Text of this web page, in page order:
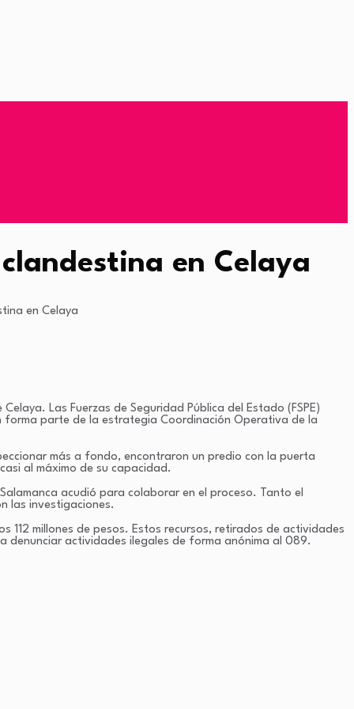
en Celaya
en Celaya
Las Fuerzas de Seguridad Pública del Estado (FSPE)
forma parte de la estrategia Coordinación Operativa de la
más a fondo, encontraron un predio con la puerta
al máximo de su capacidad.
acudió para colaborar en el proceso. Tanto el
las investigaciones.
millones de pesos. Estos recursos, retirados de actividades
denunciar actividades ilegales de forma anónima al 089.